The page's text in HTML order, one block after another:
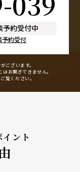
予約受付中
予約受付
ございます。
はお繋ぎできません。
覧ください。
ント